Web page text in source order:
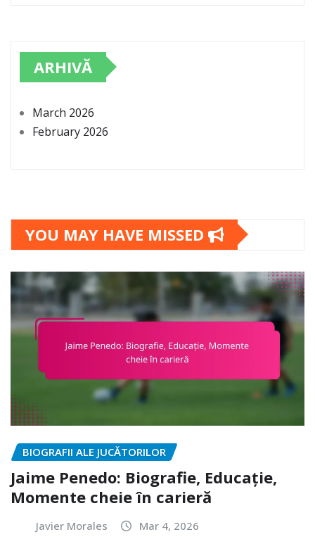
ARHIVĂ
March 2026
February 2026
YOU MAY HAVE MISSED
BIOGRAFII ALE JUCĂTORILOR
Jaime Penedo: Biografie, Educație,
Momente cheie în carieră
Javier Morales Mar 4, 2026